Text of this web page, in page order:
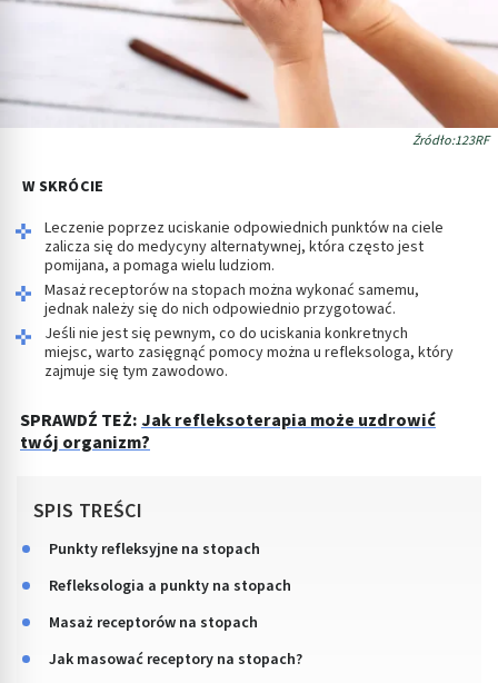
Źródło:123RF
W SKRÓCIE
Leczenie poprzez uciskanie odpowiednich punktów na ciele
zalicza się do medycyny alternatywnej, która często jest
pomijana, a pomaga wielu ludziom.
Masaż receptorów na stopach można wykonać samemu,
jednak należy się do nich odpowiednio przygotować.
Jeśli nie jest się pewnym, co do uciskania konkretnych
miejsc, warto zasięgnąć pomocy można u refleksologa, który
zajmuje się tym zawodowo.
SPRAWDŹ TEŻ: Jak refleksoterapia może uzdrowić
twój organizm?
SPIS TREŚCI
Punkty refleksyjne na stopach
Refleksologia a punkty na stopach
Masaż receptorów na stopach
Jak masować receptory na stopach?